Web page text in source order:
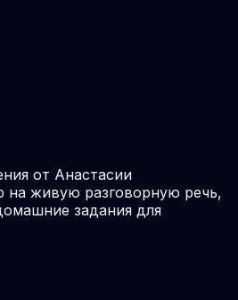
от Анастасии
на живую разговорную речь,
задания для